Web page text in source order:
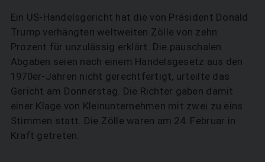
Ein US-Handelsgericht hat die von Präsident Donald
Trump verhängten weltweiten Zölle von zehn
Prozent für unzulässig erklärt. Die pauschalen
Abgaben seien nach einem Handelsgesetz aus den
1970er-Jahren nicht gerechtfertigt, urteilte das
Gericht am Donnerstag. Die Richter gaben damit
einer Klage von Kleinunternehmen mit zwei zu eins
Stimmen statt. Die Zölle waren am 24. Februar in
Kraft getreten.